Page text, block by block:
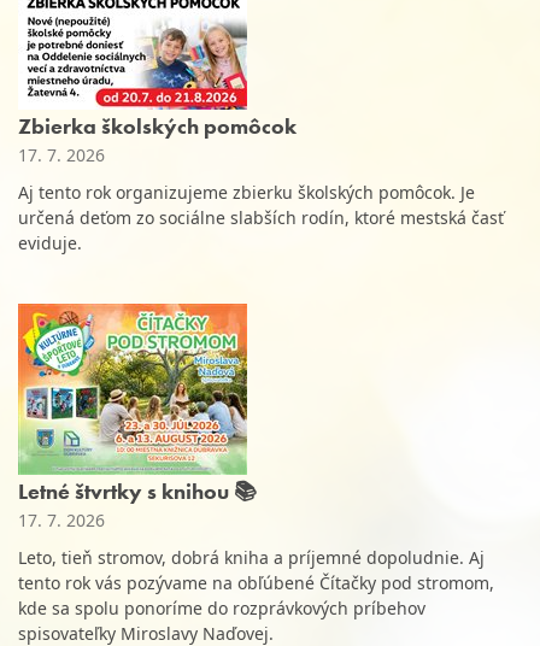
Zbierka školských pomôcok
17. 7. 2026
Aj tento rok organizujeme zbierku školských pomôcok. Je
určená deťom zo sociálne slabších rodín, ktoré mestská časť
eviduje.
Letné štvrtky s knihou 📚
17. 7. 2026
Leto, tieň stromov, dobrá kniha a príjemné dopoludnie. Aj
tento rok vás pozývame na obľúbené Čítačky pod stromom,
kde sa spolu ponoríme do rozprávkových príbehov
spisovateľky Miroslavy Naďovej.